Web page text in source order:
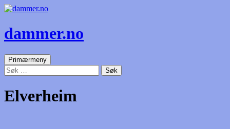
dammer.no
SøkPrimærmeny Gå
til
innhold
Søk
etter:
Elverheim